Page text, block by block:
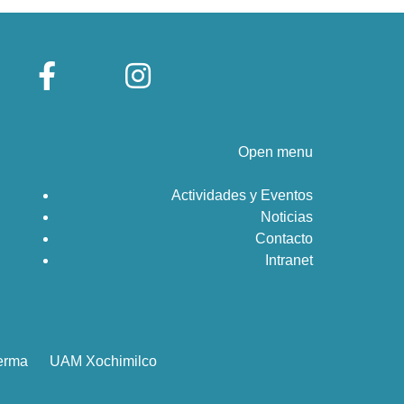
Open menu
Actividades y Eventos
Noticias
Contacto
Intranet
UAM Xochimilco